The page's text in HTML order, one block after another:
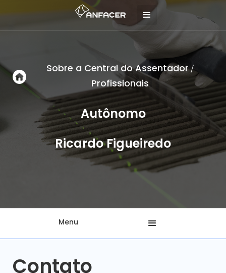
Sobre a Central do Assentador/
Profissionais
Autônomo
Ricardo Figueiredo
Menu
Contato